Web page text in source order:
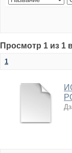
Просмотр 1 из 1
1